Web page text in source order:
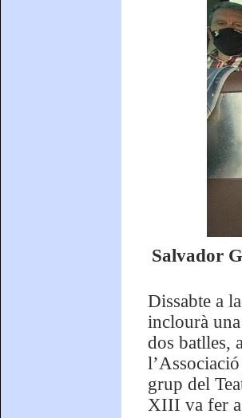
Salvador
Dissabte a
inclourà
dos batlles,
grup del
XIII va fer a